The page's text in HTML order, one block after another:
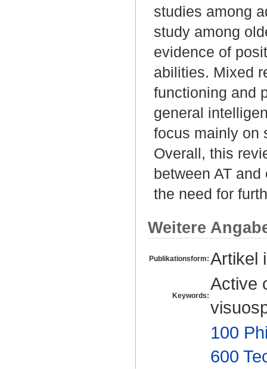
studies among
study among
evidence of
abilities. Mixed
functioning and
general
focus mainly on
Overall, this
between AT
the need for
Weitere
Publikationsform: Artikel
Keywords:
Active
100
600